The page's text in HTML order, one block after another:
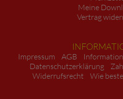
Meine
Vertrag
Impressum AGB
Datenschutzerklärung
Widerrufsrecht
Wie